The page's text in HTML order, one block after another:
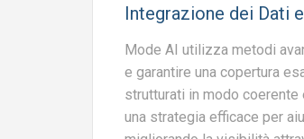
Integrazione dei Dati
Mode AI utilizza metodi
e garantire una copertura
strutturati in modo coerente
una strategia efficace per